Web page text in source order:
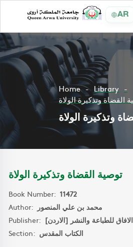
AR
Home
Library
القضاة وتذكيرة الولاة
وتذكيرة الولاة
توصية القضاة وتذكيرة الولاة
Book Number: 11472
Author: محمد بن علي المنصور
Publisher: الافاق للطباعة والنشر [الاردن]
Section: الكتاب المقدس